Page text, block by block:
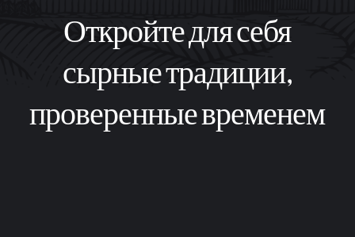
Откройте для себя
сырные традиции,
проверенные временем